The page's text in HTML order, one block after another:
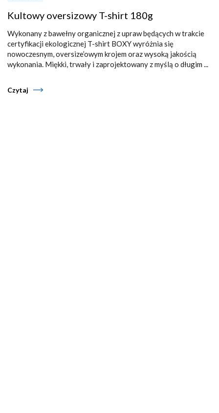
Kultowy oversizowy T-shirt 180g
Wykonany z bawełny organicznej z upraw będących w trakcie
certyfikacji ekologicznej T-shirt BOXY wyróżnia się
nowoczesnym, oversize’owym krojem oraz wysoką jakością
wykonania. Miękki, trwały i zaprojektowany z myślą o długim ...
Czytaj